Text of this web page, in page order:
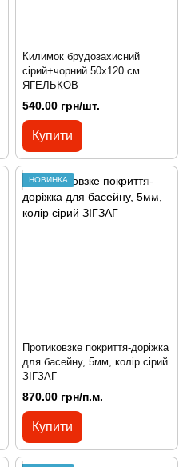
Килимок брудозахисний
сірий+чорний 50х120 см
ЯГЕЛЬКОВ
540.00 грн/шт.
Купити
НОВИНКА
Протиковзке покриття-доріжка
для басейну, 5мм, колір сірий
ЗІГЗАГ
870.00 грн/п.м.
Купити